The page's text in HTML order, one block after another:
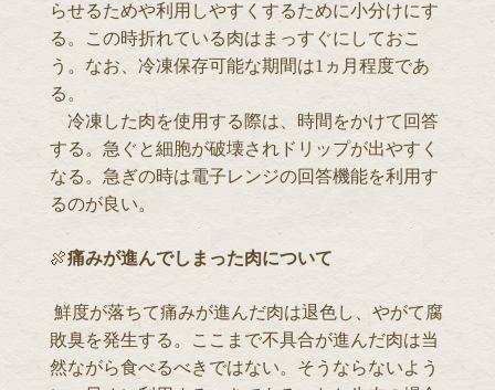
らせるためや利用しやすくするために小分けにす
る。この時折れている肉はまっすぐにしておこ
う。なお、冷凍保存可能な期間は1ヵ月程度であ
る。
冷凍した肉を使用する際は、時間をかけて回答
する。急ぐと細胞が破壊されドリップが出やすく
なる。急ぎの時は電子レンジの回答機能を利用す
るのが良い。
🍖痛みが進んでしまった肉について
鮮度が落ちて痛みが進んだ肉は退色し、やがて腐
敗臭を発生する。ここまで不具合が進んだ肉は当
然ながら食べるべきではない。そうならないよう